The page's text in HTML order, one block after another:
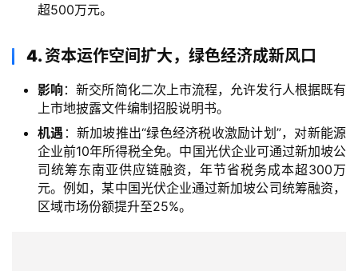
超500万元。
4. 资本运作空间扩大，绿色经济成新风口
影响：新交所简化二次上市流程，允许发行人根据既有
上市地披露文件编制招股说明书。
机遇 ：新加坡推出“绿色经济税收激励计划”，对新能源
企业前10年所得税全免。中国光伏企业可通过新加坡公
司统筹东南亚供应链融资，年节省税务成本超300万
元。例如，某中国光伏企业通过新加坡公司统筹融资，
区域市场份额提升至25%。